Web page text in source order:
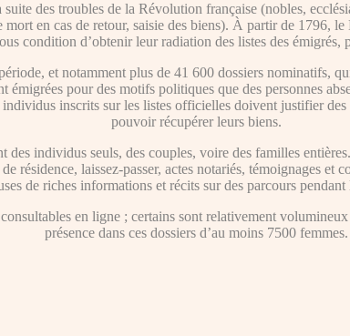
des troubles de la Révolution française (nobles,
mort en cas de retour, saisie des biens). À partir de
condition d’obtenir leur radiation des listes des émigrés,
et notamment plus de 41 600 dossiers nominatifs,
émigrées pour des motifs politiques que des personnes
inscrits sur les listes officielles doivent justifier
pouvoir récupérer leurs biens.
des individus seuls, des couples, voire des familles
laissez-passer, actes notariés, témoignages et
de riches informations et récits sur des parcours
en ligne ; certains sont relativement
présence dans ces dossiers d’au moins 7500 femmes.